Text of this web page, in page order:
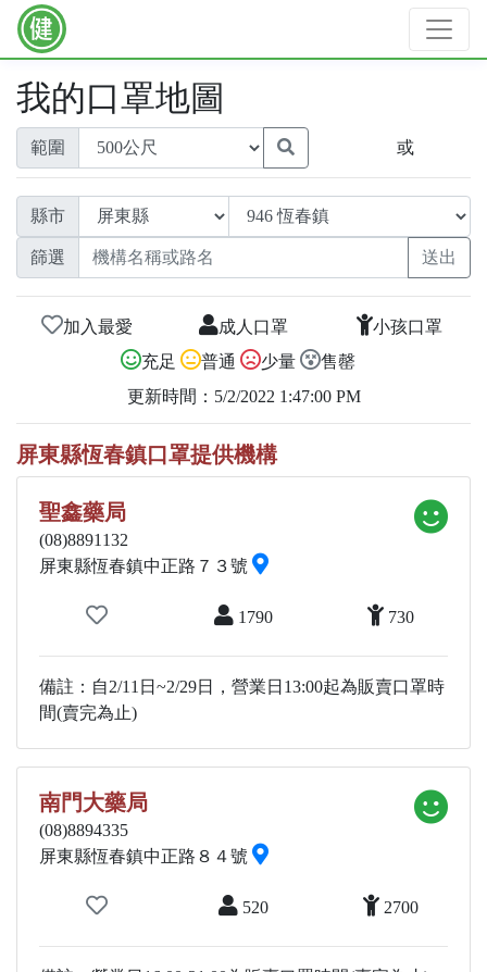
我的口罩地圖
範圍 或
縣市
篩選
加入最愛 成人口罩
小孩口罩
充足
普通 少量
售罄
更新時間：5/2/2022 1:47:00 PM
屏東縣恆春鎮口罩提供機構
聖鑫藥局
(08)8891132
屏東縣恆春鎮中正路７３號
1790 730
備註：自2/11日~2/29日，營業日13:00起為販賣口罩時
間(賣完為止)
南門大藥局
(08)8894335
屏東縣恆春鎮中正路８４號
520 2700